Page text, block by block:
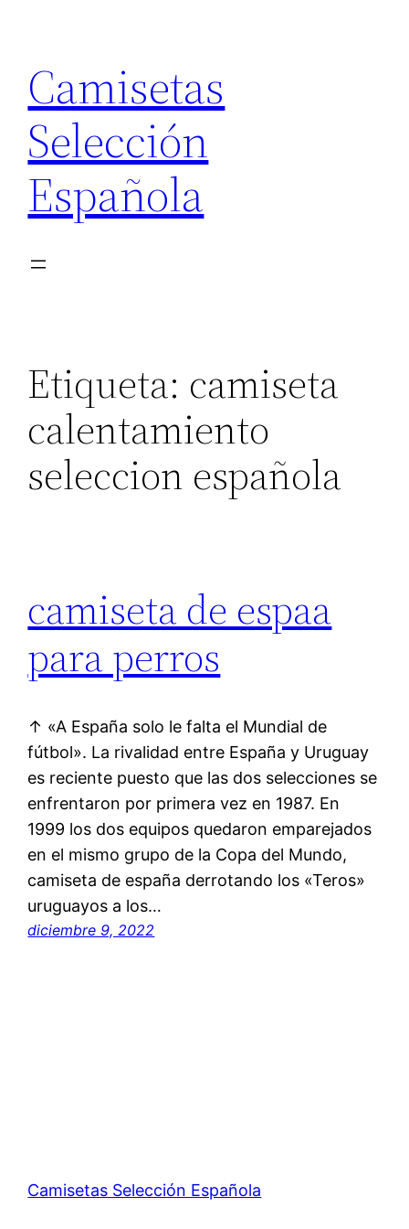
contenido
Camisetas
Selección
Española
Etiqueta: camiseta
calentamiento
seleccion española
camiseta de espaa
para perros
↑ «A España solo le falta el Mundial de
fútbol». La rivalidad entre España y Uruguay
es reciente puesto que las dos selecciones se
enfrentaron por primera vez en 1987. En
1999 los dos equipos quedaron emparejados
en el mismo grupo de la Copa del Mundo,
camiseta de españa derrotando los «Teros»
uruguayos a los…
diciembre 9, 2022
Camisetas Selección Española